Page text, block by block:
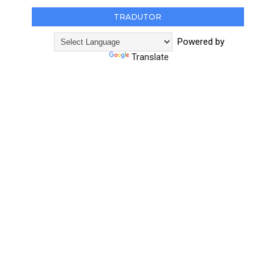
TRADUTOR
Powered by
Translate